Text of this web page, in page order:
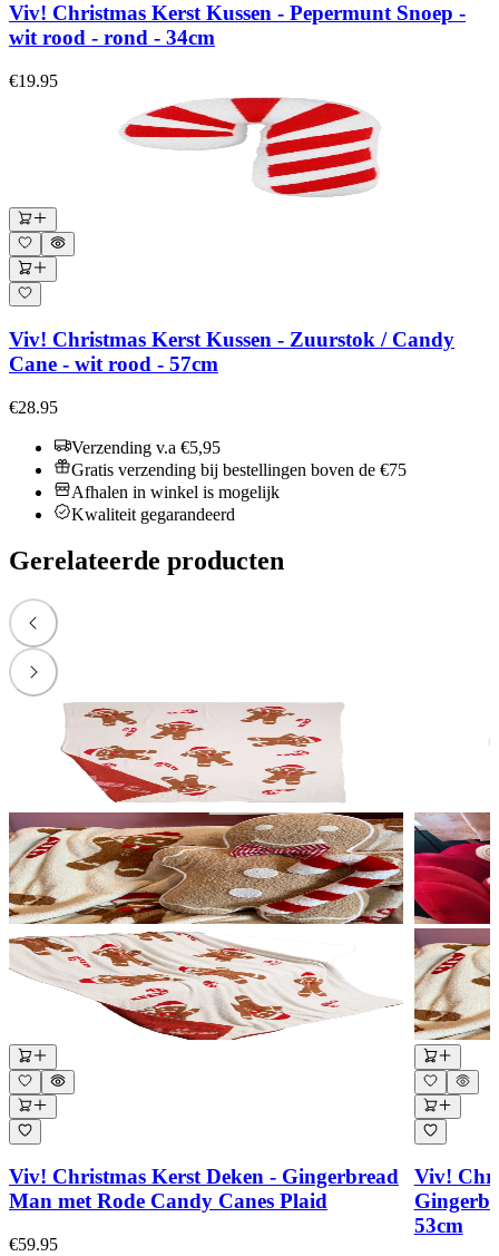
Viv! Christmas Kerst Kussen - Pepermunt Snoep -
wit rood - rond - 34cm
€19.95
Viv! Christmas Kerst Kussen - Zuurstok / Candy
Cane - wit rood - 57cm
€28.95
Verzending v.a €5,95
Gratis verzending bij bestellingen boven de €75
Afhalen in winkel is mogelijk
Kwaliteit gegarandeerd
Gerelateerde producten
Viv! Christmas Kerst Deken - Gingerbread
Man met Rode Candy Canes Plaid
€59.95
Viv!
53cm